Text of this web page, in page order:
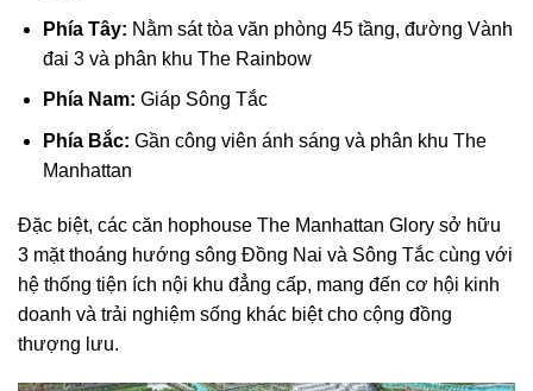
Phía Tây: Nằm sát tòa văn phòng 45 tầng, đường Vành
đai 3 và phân khu The Rainbow
Phía Nam: Giáp Sông Tắc
Phía Bắc: Gần công viên ánh sáng và phân khu The
Manhattan
Đặc biệt, các căn hophouse The Manhattan Glory sở hữu
3 mặt thoáng hướng sông Đồng Nai và Sông Tắc cùng với
hệ thống tiện ích nội khu đẳng cấp, mang đến cơ hội kinh
doanh và trải nghiệm sống khác biệt cho cộng đồng
thượng lưu.